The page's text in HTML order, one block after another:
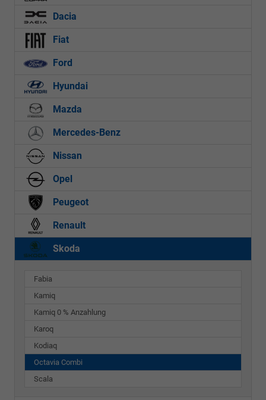
Dacia
Fiat
Ford
Hyundai
Mazda
Mercedes-Benz
Nissan
Opel
Peugeot
Renault
Skoda
Fabia
Kamiq
Kamiq 0 % Anzahlung
Karoq
Kodiaq
Octavia Combi
Scala